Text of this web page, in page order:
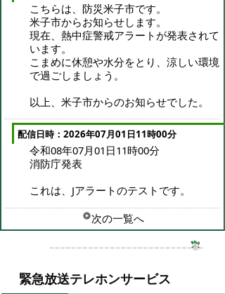
こちらは、防災米子市です。
米子市からお知らせします。
現在、熱中症警戒アラートが発表されて
います。
こまめに休憩や水分をとり、涼しい環境
で過ごしましょう。
以上、米子市からのお知らせでした。
配信日時：2026年07月01日11時00分
令和08年07月01日11時00分
消防庁発表
これは、Jアラートのテストです。
次の一覧へ
緊急放送テレホンサービス